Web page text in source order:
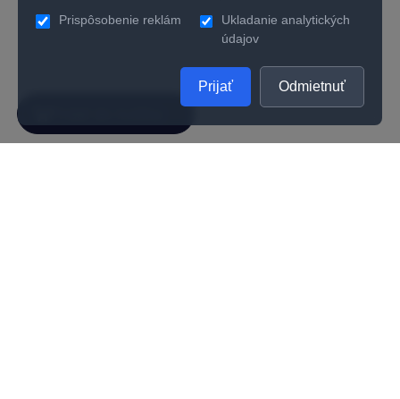
Prispôsobenie reklám
Ukladanie analytických
údajov
Prijať Odmietnuť